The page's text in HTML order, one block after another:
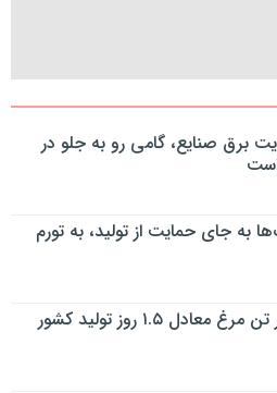
برق صنایع، گامی رو به جلو در
به جای حمایت از تولید، به تورم
صادرات ۱۰ هزار تن مرغ معادل ۱.۵ روز تولید کشور